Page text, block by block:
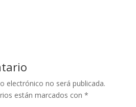
electrónico no será publicada.
están marcados con *